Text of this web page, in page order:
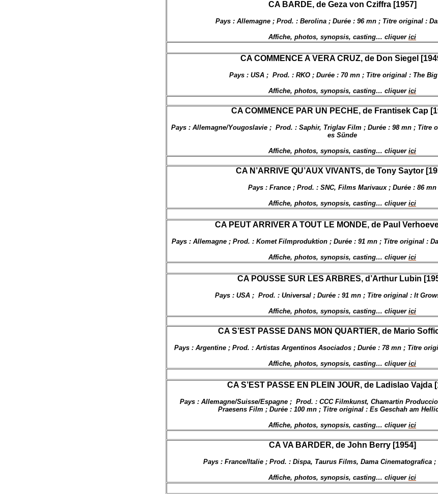
CA BARDE, de Geza von Cziffra [1957]
Pays : Allemagne ; Prod. : Berolina ; Durée : 96 mn ; Titre original :
Affiche, photos, synopsis, casting… cliquer ici
CA COMMENCE A VERA CRUZ, de Don Siegel
Pays : USA ; Prod. : RKO ; Durée : 70 mn ; Titre original : The
Affiche, photos, synopsis, casting… cliquer ici
CA COMMENCE PAR UN PECHE, de Frantisek Cap
Pays : Allemagne/Yougoslavie ; Prod. : Saphir, Triglav Film ; Durée : 98 mn ; Titre
es Sünde
Affiche, photos, synopsis, casting… cliquer ici
CA N’ARRIVE QU’AUX VIVANTS, de Tony Saytor
Pays : France ; Prod. : SNC, Films Marivaux ; Durée : 86 mn
Affiche, photos, synopsis, casting… cliquer ici
CA PEUT ARRIVER A TOUT LE MONDE, de Paul
Pays : Allemagne ; Prod. : Komet Filmproduktion ; Durée : 91 mn ; Titre original :
Affiche, photos, synopsis, casting… cliquer ici
CA POUSSE SUR LES ARBRES, d’Arthur Lubin
Pays : USA ; Prod. : Universal ; Durée : 91 mn ; Titre original : It
Affiche, photos, synopsis, casting… cliquer ici
CA S’EST PASSE DANS MON QUARTIER, de Mario
Pays : Argentine ; Prod. : Artistas Argentinos Asociados ; Durée : 78 mn ; Titre
Affiche, photos, synopsis, casting… cliquer ici
CA S’EST PASSE EN PLEIN JOUR, deLadislao Vajda
Pays : Allemagne/Suisse/Espagne ; Prod. : CCC Filmkunst, Chamartin
Praesens Film ; Durée : 100 mn ; Titre original : Es Geschah am
Affiche, photos, synopsis, casting… cliquer ici
CA VA BARDER, de John Berry [1954]
Pays : France/Italie ; Prod. : Dispa, Taurus Films, Dama Cinematografica ;
Affiche, photos, synopsis, casting… cliquer ici